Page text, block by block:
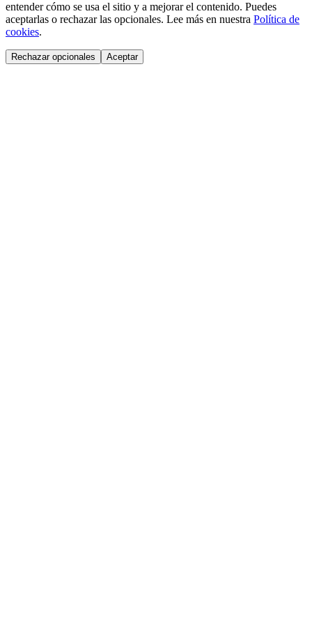
entender cómo se usa el sitio y a mejorar el contenido. Puedes
aceptarlas o rechazar las opcionales. Lee más en nuestra Política de
cookies.
Rechazar opcionales Aceptar